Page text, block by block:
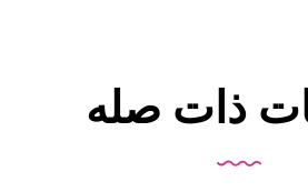
ذات صله